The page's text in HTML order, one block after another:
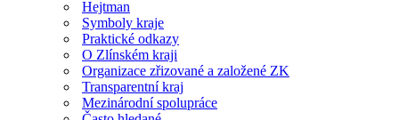
Hejtman
Symboly kraje
Praktické odkazy
O Zlínském kraji
Organizace zřizované a založené ZK
Transparentní kraj
Mezinárodní spolupráce